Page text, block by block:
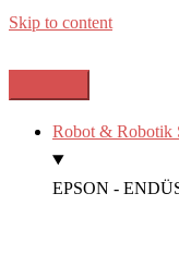
Skip to content
Robot & Robotik
EPSON -